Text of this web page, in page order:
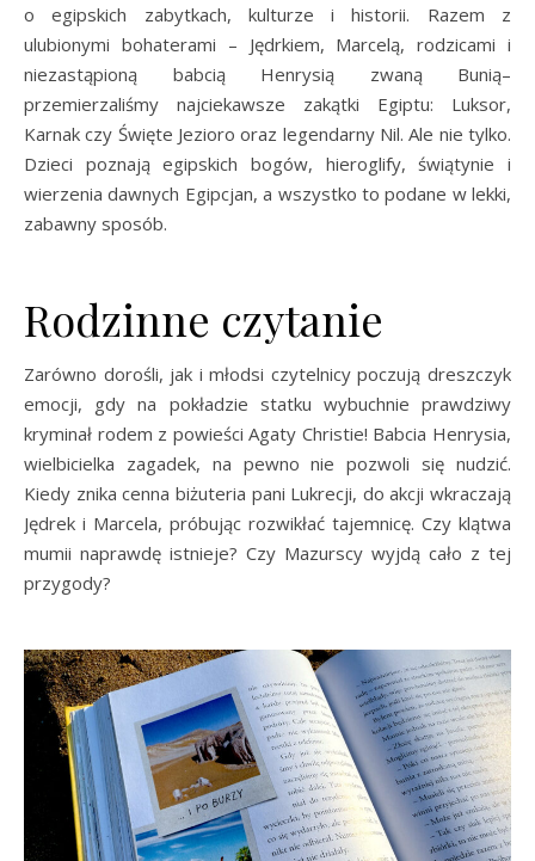
o egipskich zabytkach, kulturze i historii. Razem z
ulubionymi bohaterami – Jędrkiem, Marcelą, rodzicami i
niezastąpioną babcią Henrysią zwaną Bunią–
przemierzaliśmy najciekawsze zakątki Egiptu: Luksor,
Karnak czy Święte Jezioro oraz legendarny Nil. Ale nie tylko.
Dzieci poznają egipskich bogów, hieroglify, świątynie i
wierzenia dawnych Egipcjan, a wszystko to podane w lekki,
zabawny sposób.
Rodzinne czytanie
Zarówno dorośli, jak i młodsi czytelnicy poczują dreszczyk
emocji, gdy na pokładzie statku wybuchnie prawdziwy
kryminał rodem z powieści Agaty Christie! Babcia Henrysia,
wielbicielka zagadek, na pewno nie pozwoli się nudzić.
Kiedy znika cenna biżuteria pani Lukrecji, do akcji wkraczają
Jędrek i Marcela, próbując rozwikłać tajemnicę. Czy klątwa
mumii naprawdę istnieje? Czy Mazurscy wyjdą cało z tej
przygody?